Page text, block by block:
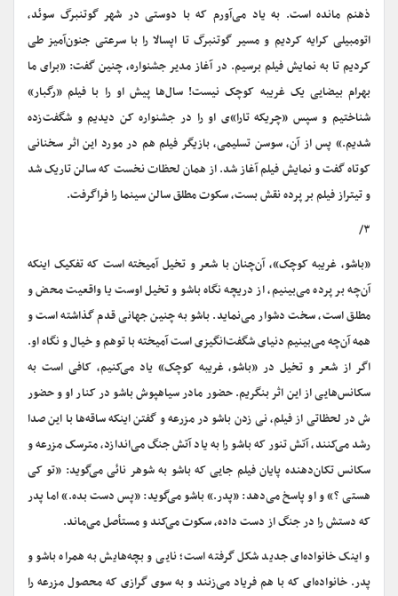
ذهنم مانده است. به یاد می‌آورم که با دوستی در شهر گوتنبرگ‌ سوئد،
اتومبیلی کرایه کردیم و مسیر گوتنبرگ تا اپسالا را با سرعتی جنون‌آمیز طی
کردیم تا به نمایش فیلم برسیم. در آغاز مدیر جشنواره، چنین گفت: «برای ما
بهرام بیضایی یک غریبه کوچک نیست! سال‌ها پیش او را با فیلم «رگبار»
شناختیم و سپس «چریکه تارا»ی او را در جشنواره کن دیدیم و شگفت‌زده
شدیم.» پس از آن، سوسن تسلیمی، بازیگر فیلم هم در مورد این اثر سخنانی
کوتاه گفت و نمایش فیلم آغاز شد. از همان لحظات نخست که سالن تاریک شد
و تیتراز فیلم بر پرده نقش بست، سکوت مطلق سالن سینما را فراگرفت.
۳/
«باشو، غریبه کوچک»، آن‌چنان با شعر و تخیل آمیخته است که تفکیک اینکه
آن‌چه بر پرده می‌بینیم، از دریچه نگاه باشو و تخیل اوست یا واقعیت محض و
مطلق است، سخت دشوار می‌نماید. باشو به چنین جهانی قدم گذاشته است و
همه آن‌چه می‌بینیم دنیای شگفت‌انگیزی است آمیخته با توهم و خیال و نگاه او.
اگر از شعر و تخیل در «باشو، غریبه کوچک» یاد می‌کنیم، کافی است به
سکانس‌هایی از این اثر بنگریم. حضور مادر سیاهپوش باشو در کنار او و حضور
ش در لحظاتی از فیلم، نی زدن باشو در مزرعه و گفتن اینکه ساقه‌ها با این صدا
رشد می‌کنند، آتش تنور که باشو را به یاد آتش جنگ می‌اندازد، مترسک مزرعه و
سکانس تکان‌دهنده‌ پایان فیلم جایی که باشو به شوهر نائی می‌گوید: «تو کی
هستی ؟» و او پاسخ می‌دهد: «پدر.» باشو می‌گوید: «پس دست بده.» اما پدر
که دستش را در جنگ از دست داده، سکوت می‌کند و مستأصل می‌ماند.
و اینک خانواده‌ای جدید شکل گرفته است؛ نایی و بچه‌هایش به همراه باشو و
پدر. خانواده‌ای که با هم فریاد می‌زنند و به سوی گرازی که محصول مزرعه را